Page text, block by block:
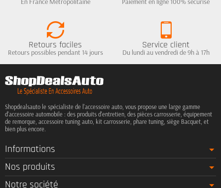
Retours faciles
Retours possibles pendant 14 jours
Service client
Du lundi au vendredi de 9h à 17h
Shopdealsauto le spécialiste de l'accessoire auto, vous propose une large gamme
d'accessoire automobile : des produits d'entretien, des pièces carrosserie, équipement
de remorque, accessoire tuning auto, kit carrosserie, phare tuning, siège Bacquet, et
bien plus encore.
Informations
Nos produits
Notre société